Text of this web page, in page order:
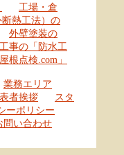
工場・倉
熱工法）の
外壁塗装の
事の「防水工
根点検.com」
業務エリア
者挨拶
スタ
ーポリシー
問い合わせ